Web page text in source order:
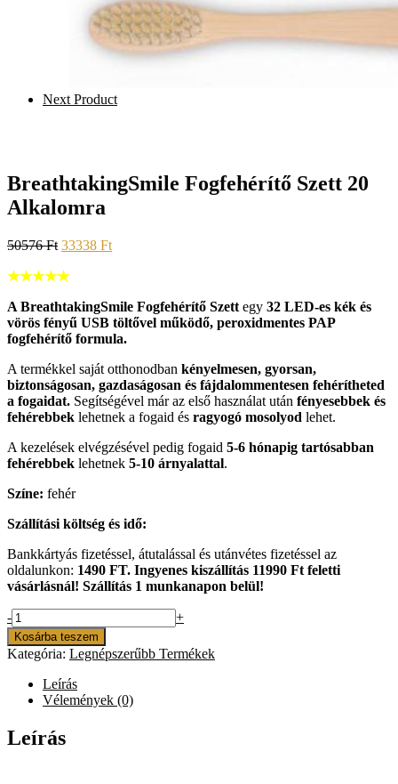
Next Product
BreathtakingSmile Fogfehérítő Szett 20
Alkalomra
50576Ft 33338 Ft
★★★★★
A BreathtakingSmile Fogfehérítő Szett egy 32 LED-es kék és
vörös fényű USB töltővel működő, peroxidmentes PAP
fogfehérítő formula.
A termékkel saját otthonodban kényelmesen, gyorsan,
biztonságosan, gazdaságosan és fájdalommentesen fehérítheted
a fogaidat. Segítségével már az első használat után fényesebbek és
fehérebbek lehetnek a fogaid és ragyogó mosolyod lehet.
A kezelések elvégzésével pedig fogaid 5-6 hónapig tartósabban
fehérebbek lehetnek 5-10 árnyalattal.
Színe: fehér
Szállítási költség és idő:
Bankkártyás fizetéssel, átutalással és utánvétes fizetéssel az
oldalunkon: 1490 FT. Ingyenes kiszállítás 11990 Ft feletti
vásárlásnál! Szállítás 1 munkanapon belül!
BreathtakingSmile
Fogfehérítő
Szett
20
Alkalomra
mennyiség
- +
Kosárba teszem
Kategória: Legnépszerűbb Termékek
Leírás
Vélemények (0)
Leírás